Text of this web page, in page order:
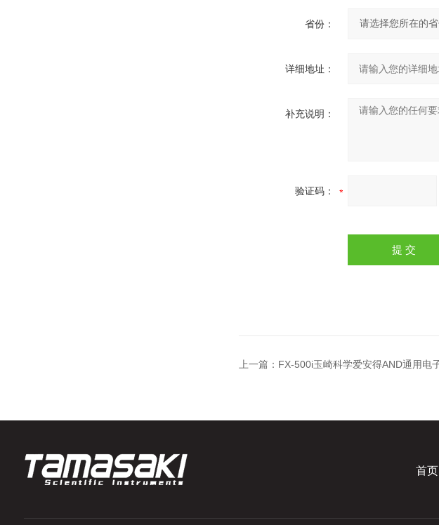
省份：
详细地址：
补充说明：
验证码：
上一篇： FX-500i玉崎科学爱安得AND通用电
首页